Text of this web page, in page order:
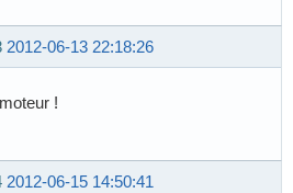
2012-06-13 22:18:26
!
2012-06-15 14:50:41